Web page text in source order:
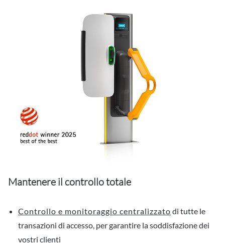
Mantenere il controllo totale
Controllo e monitoraggio centralizzato di tutte le
transazioni di accesso, per garantire la soddisfazione dei
vostri clienti